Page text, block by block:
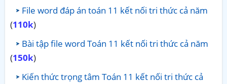
File word đáp án toán 11 kết nối tri thức cả năm
(110k)
Bài tập file word Toán 11 kết nối tri thức cả năm
(150k)
Kiến thức trọng tâm Toán 11 kết nối tri thức cả